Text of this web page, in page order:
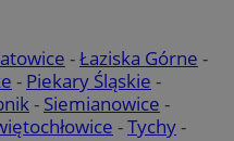
-Łaziska Górne -
- Piekary Śląskie -
- Siemianowice -
-Tychy-